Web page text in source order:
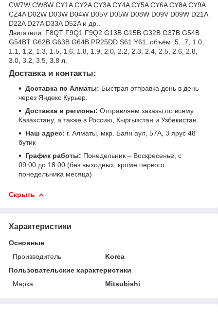
CW7W CW8W CY1A CY2A CY3A CY4A CY5A CY6A CY8A CY9A
CZ4A D02W D03W D04W D05V D05W D08W D09V D09W D21A
D22A D27A D33A D52A и др..
Двигатели: F8QT F9Q1 F9Q2 G13B G15B G32B G37B G54B
G54BT G62B G63B G64B PR25DD S61 Y61, объём .5, .7, 1.0,
1.1, 1.2, 1.3, 1.5, 1.6, 1.8, 1.9, 2.0, 2.2, 2.3, 2.4, 2.5, 2.6, 2.8,
3.0, 3.2, 3.5, 3.8 л.
Доставка и контакты:
Доставка по Алматы: Быстрая отправка день в день
через Яндекс Курьер.
Доставка в регионы: Отправляем заказы по всему
Казахстану, а также в Россию, Кыргызстан и Узбекистан.
Наш адрес: г. Алматы, мкр. Баян аул, 57А, 3 ярус 48
бутик
График работы: Понедельник – Воскресенье, с
09:00 до 18:00 (без выходных, кроме первого
понедельника месяца)
Скрыть
Характеристики
Основные
Производитель
Korea
Пользовательские характеристики
Марка
Mitsubishi